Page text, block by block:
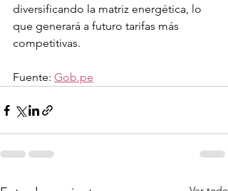
diversificando la matriz energética, lo
que generará a futuro tarifas más
competitivas.
Fuente: Gob.pe